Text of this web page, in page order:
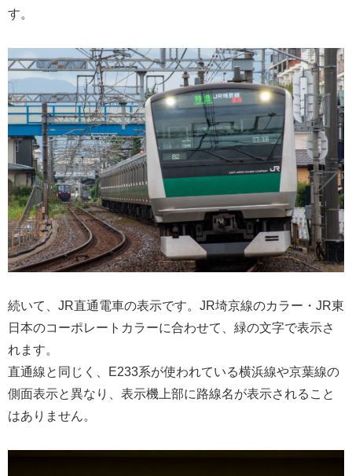
す。
続いて、JR直通電車の表示です。JR埼京線のカラー・JR東
日本のコーポレートカラーに合わせて、緑の文字で表示さ
れます。
直通線と同じく、E233系が使われている横浜線や京葉線の
側面表示と異なり、表示機上部に路線名が表示されること
はありません。